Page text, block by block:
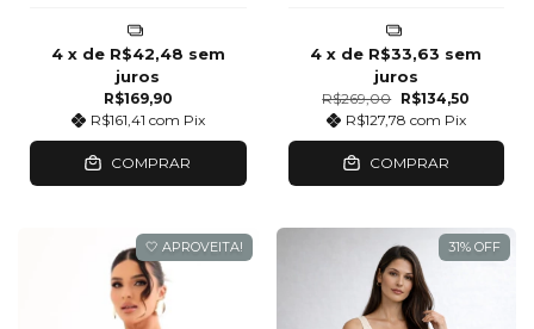
R$169,90
R$161,41 com Pix
4 x de R$42,48 sem
juros
COMPRAR
R$269,00 R$134,50
R$127,78 com Pix
4 x de R$33,63 sem
juros
COMPRAR
🤍 APROVEITA! 31% OFF